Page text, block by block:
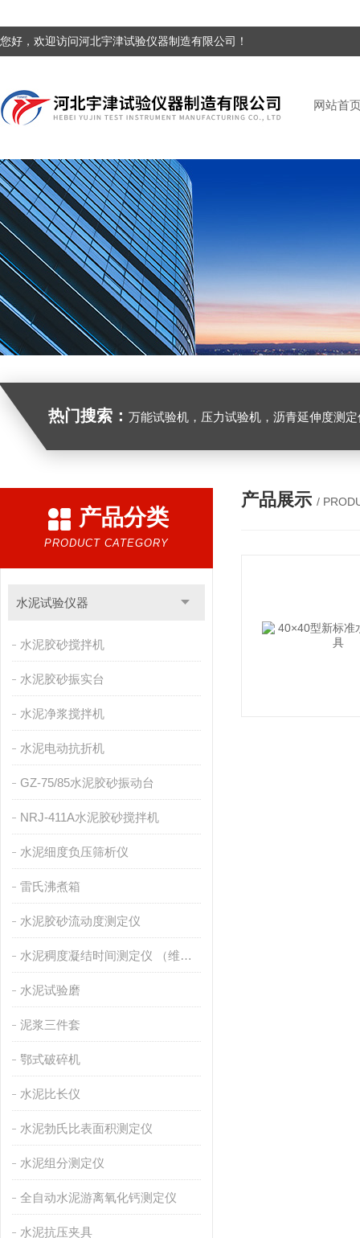
您好，欢迎访问河北宇津试验仪器制造有限公司！
网站首
热门搜索： 万能试验机，压力试验机，沥青延伸度测定仪，沥青混合料拌合机，全自动沥青混合料离心式抽提仪，马歇尔电动
产品分类
PRODUCT CATEGORY
水泥试验仪器
水泥胶砂搅拌机
水泥胶砂振实台
水泥净浆搅拌机
水泥电动抗折机
GZ-75/85水泥胶砂振动台
NRJ-411A水泥胶砂搅拌机
水泥细度负压筛析仪
雷氏沸煮箱
水泥胶砂流动度测定仪
水泥稠度凝结时间测定仪 （维卡仪）
水泥试验磨
泥浆三件套
鄂式破碎机
水泥比长仪
水泥勃氏比表面积测定仪
水泥组分测定仪
全自动水泥游离氧化钙测定仪
水泥抗压夹具
产品展示 /